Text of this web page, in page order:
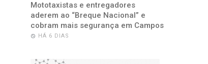
Mototaxistas e entregadores
aderem ao “Breque Nacional” e
cobram mais segurança em Campos
HÁ 6 DIAS